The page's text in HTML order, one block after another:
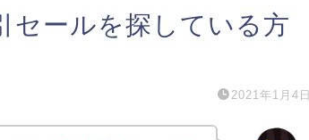
セールを探している方
2021年1月4日